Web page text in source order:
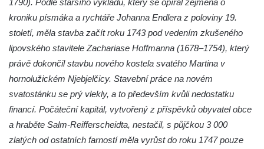
Márnice na hřbitově v Kozlech
Vesnický kostel v Reinhardtsdorfu
Protestantský (evangelicko-luterský) kostel
Crostau
Kaple Nanebevstoupení Panny Marie ve
Svitavě
Výklenková kaple Piety ve Svojkově
Kostel Nejsvětější Trojice ve Velenicích
kroniku písmáka a rychtáře Johanna Endlera z poloviny 19.
století, měla stavba začít roku 1743 pod vedením zkušeného
lipovského stavitele Zachariase Hoffmanna (1678–1754), který
právě dokončil stavbu nového kostela svatého Martina v
hornolužickém Njebjelčicy. Stavební práce na novém
svatostánku se prý vlekly, a to především kvůli nedostatku
financí. Počáteční kapitál, vytvořený z příspěvků obyvatel obce
a hraběte Salm-Reifferscheidta, nestačil, s půjčkou 3 000
zlatých od ostatních farností měla vyrůst do roku 1747 pouze